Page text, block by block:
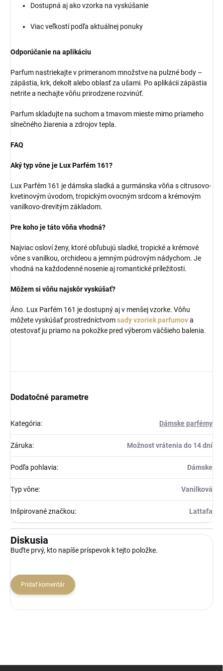
Dostupná aj ako vzorka na vyskúšanie
Viac veľkostí podľa aktuálnej ponuky
Odporúčanie na aplikáciu
Parfum nastriekajte v primeranom množstve na pulzné body –
zápästia, krk, dekolt alebo oblasť za ušami. Po aplikácii zápästia
netrite a nechajte vôňu prirodzene rozvinúť.
Parfum skladujte na suchom a tmavom mieste mimo priameho
slnečného žiarenia a zdrojov tepla.
FAQ
Aký typ vône je Lux Parfém 161?
Lux Parfém 161 je dámska sladká a gurmánska vôňa s citrusovo-
kvetinovým úvodom, tropickým ovocným srdcom a krémovým
vanilkovo-drevitým základom.
Pre koho je táto vôňa vhodná?
Najviac osloví ženy, ktoré obľubujú sladké, tropické a krémové
vône s vanilkou, orchideou a jemným púdrovým nádychom. Je
vhodná na každodenné nosenie aj romantické príležitosti.
Môžem si vôňu najskôr vyskúšať?
Áno. Lux Parfém 161 je dostupný aj v menšej vzorke. Vôňu
môžete vyskúšať prostredníctvomsady vzoriek parfumova
otestovať ju priamo na pokožke pred výberom väčšieho balenia.
Dodatočné parametre
Kategória: Dámske parfémy
Záruka: Možnost vrátenia do 14 dní
Podľa pohlavia: Dámske
Typ vône: Vanilková
Inšpirované značkou: Lattafa
Diskusia
Buďte prvý, kto napíše príspevok k tejto položke.
Pridať komentár